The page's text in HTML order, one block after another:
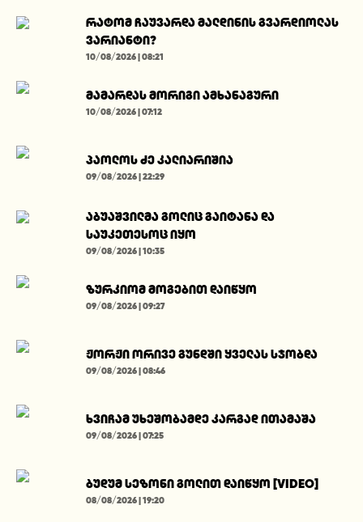
რატომ ჩაუვარდა მალდინის გვარდიოლას
ვარიანტი?
10/08/2026 | 08:21
მამარდას მორიგი ამხანაგური
10/08/2026 | 07:12
პაოლოს ძე კალიარიშია
09/08/2026 | 22:29
აბუაშვილმა გოლიც გაიტანა და
საუკეთესოც იყო
09/08/2026 | 10:35
ზურკიომ მოგებით დაიწყო
09/08/2026 | 09:27
ჟორჟი ორივე გუნდში ყველას სჯობდა
09/08/2026 | 08:46
ხვიჩამ უხეშობამდე კარგად ითამაშა
09/08/2026 | 07:25
ბუდუმ სეზონი გოლით დაიწყო [VIDEO]
08/08/2026 | 19:20